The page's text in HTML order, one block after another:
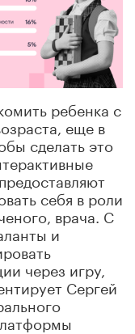
ребенка с
еще в
сделать это
себя в роли
врача. С
и
через игру,
Сергей